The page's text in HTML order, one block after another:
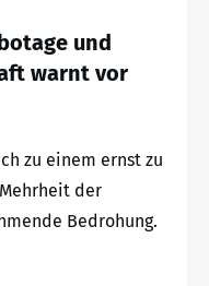
und
warnt vor
zu einem ernst zu
der
Bedrohung.